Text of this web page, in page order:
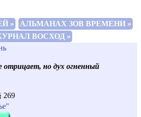
»
АЛЬМАНАХ ЗОВ ВРЕМЕНИ »
ВОСХОД »
отрицает, но дух огненный
269